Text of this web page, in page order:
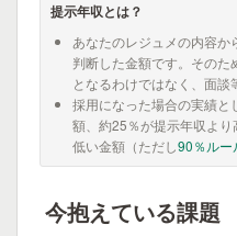
提示年収とは？
あなたのレジュメの内容
判断した金額です。その
となるわけではなく、面談
採用になった場合の実績と
額、約25％が提示年収よ
低い金額（ただし90％ルー
今抱えている課題